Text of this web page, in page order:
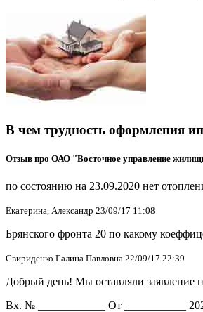
В чем трудность оформления
Отзыв про ОАО "Восточное управление
по состоянию на 23.09.2020 нет
Екатерина, Александр 23/09/17 11:08
Брянского фронта 20 по какому
Свириденко Галина Павловна 22/09/17 22:39
Добрый день! Мы оставляли заявление
Вх. № ____________ От ___________